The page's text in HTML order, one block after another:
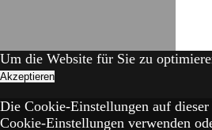
Um die Website für Sie zu
Akzeptieren
Die Cookie-Einstellungen auf
Cookie-Einstellungen verwenden